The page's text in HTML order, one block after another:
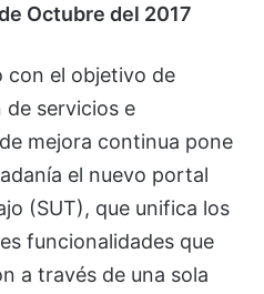
Octubre del 2017
con el objetivo de
de servicios e
mejora continua pone
el nuevo portal
(SUT), que unifica los
funcionalidades que
a través de una sola